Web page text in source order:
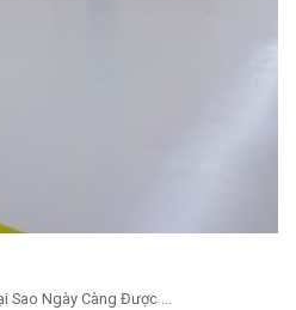
Sao Ngày Càng Được ...